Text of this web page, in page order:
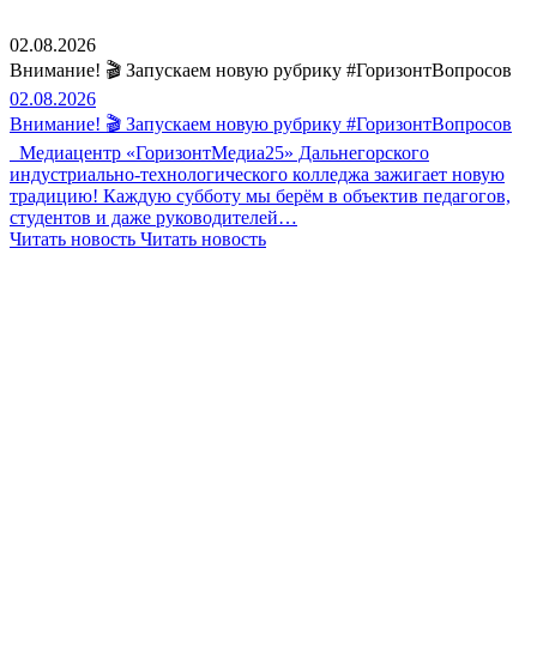
02.08.2026
Внимание! 🎬 Запускаем новую рубрику #ГоризонтВопросов
02.08.2026
Внимание! 🎬 Запускаем новую рубрику #ГоризонтВопросов
Медиацентр «ГоризонтМедиа25» Дальнегорского
индустриально-технологического колледжа зажигает новую
традицию! Каждую субботу мы берём в объектив педагогов,
студентов и даже руководителей…
Читать новость Читать новость